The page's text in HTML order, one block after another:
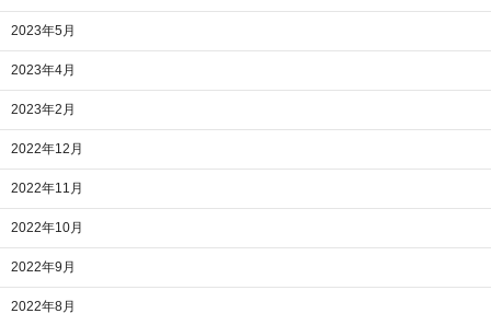
2023年5月
2023年4月
2023年2月
2022年12月
2022年11月
2022年10月
2022年9月
2022年8月